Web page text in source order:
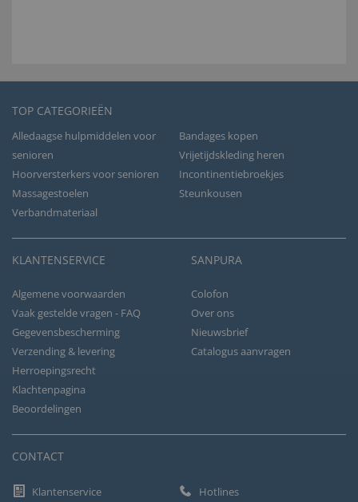
TOP CATEGORIEËN
Alledaagse hulpmiddelen voor
senioren
Bandages kopen
Vrijetijdskleding heren
Hoorversterkers voor senioren
Incontinentiebroekjes
Massagestoelen
Steunkousen
Verbandmateriaal
KLANTENSERVICE
Algemene voorwaarden
Vaak gestelde vragen - FAQ
Gegevensbescherming
Verzending & levering
Herroepingsrecht
Klachtenpagina
Beoordelingen
SANPURA
Colofon
Over ons
Nieuwsbrief
Catalogus aanvragen
CONTACT
Klantenservice Hotlines